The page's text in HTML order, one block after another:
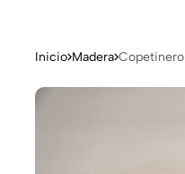
Inicio Madera Copetinero